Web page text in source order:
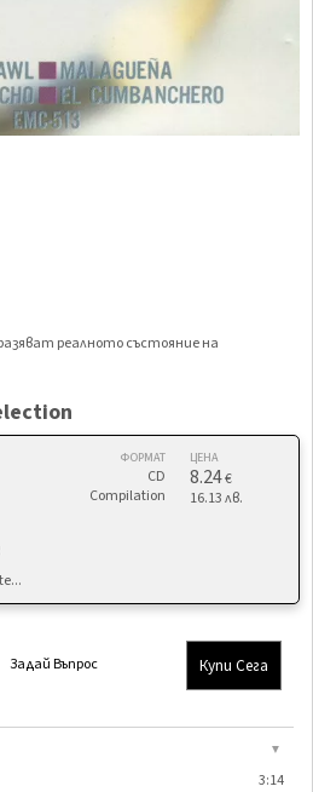
реалното състояние на
ФОРМАТ
CD
Compilation
ЦЕНА
8.24€
16.13 лв.
Задай Въпрос Купи Сега
▼
3:14